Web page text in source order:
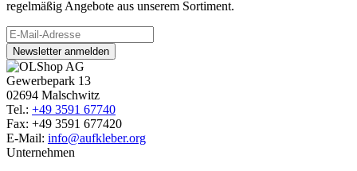
regelmäßig Angebote aus unserem Sortiment.
Newsletter anmelden
Gewerbepark 13
02694 Malschwitz
Tel.: +49 3591 67740
Fax: +49 3591 677420
E-Mail: info@aufkleber.org
Unternehmen